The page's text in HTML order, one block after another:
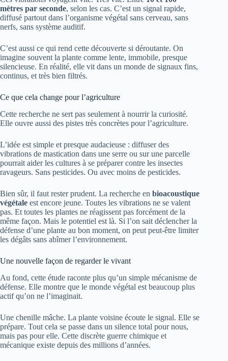
mètres par seconde, selon les cas. C’est un signal rapide,
diffusé partout dans l’organisme végétal sans cerveau, sans
nerfs, sans système auditif.
C’est aussi ce qui rend cette découverte si déroutante. On
imagine souvent la plante comme lente, immobile, presque
silencieuse. En réalité, elle vit dans un monde de signaux fins,
continus, et très bien filtrés.
Ce que cela change pour l’agriculture
Cette recherche ne sert pas seulement à nourrir la curiosité.
Elle ouvre aussi des pistes très concrètes pour l’agriculture.
L’idée est simple et presque audacieuse : diffuser des
vibrations de mastication dans une serre ou sur une parcelle
pourrait aider les cultures à se préparer contre les insectes
ravageurs. Sans pesticides. Ou avec moins de pesticides.
Bien sûr, il faut rester prudent. La recherche en bioacoustique
végétale est encore jeune. Toutes les vibrations ne se valent
pas. Et toutes les plantes ne réagissent pas forcément de la
même façon. Mais le potentiel est là. Si l’on sait déclencher la
défense d’une plante au bon moment, on peut peut-être limiter
les dégâts sans abîmer l’environnement.
Une nouvelle façon de regarder le vivant
Au fond, cette étude raconte plus qu’un simple mécanisme de
défense. Elle montre que le monde végétal est beaucoup plus
actif qu’on ne l’imaginait.
Une chenille mâche. La plante voisine écoute le signal. Elle se
prépare. Tout cela se passe dans un silence total pour nous,
mais pas pour elle. Cette discrète guerre chimique et
mécanique existe depuis des millions d’années.